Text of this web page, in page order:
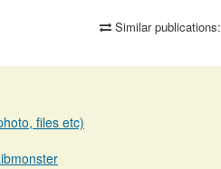
Similar publications:
files etc)